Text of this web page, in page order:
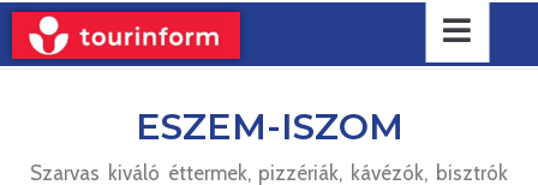
ESZEM-ISZOM
Szarvas kiváló éttermek, pizzériák, kávézók, bisztrók